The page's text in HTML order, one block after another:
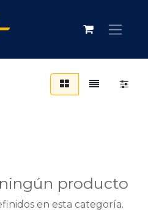
producto
en esta categoría.